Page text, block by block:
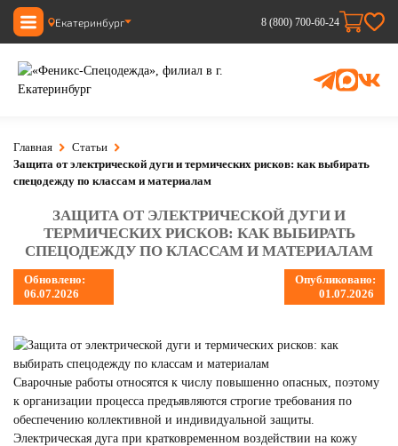
Екатеринбург 8 (800) 700-60-24
Главная
Статьи
Защита от электрической дуги и термических рисков: как выбирать
спецодежду по классам и материалам
ЗАЩИТА ОТ ЭЛЕКТРИЧЕСКОЙ ДУГИ И
ТЕРМИЧЕСКИХ РИСКОВ: КАК ВЫБИРАТЬ
СПЕЦОДЕЖДУ ПО КЛАССАМ И МАТЕРИАЛАМ
Обновлено:
06.07.2026
Опубликовано:
01.07.2026
Сварочные работы относятся к числу повышенно опасных, поэтому
к организации процесса предъявляются строгие требования по
обеспечению коллективной и индивидуальной защиты.
Электрическая дуга при кратковременном воздействии на кожу